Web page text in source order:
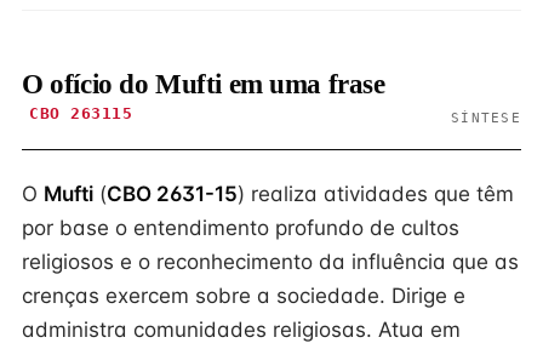
O ofício do Mufti em uma frase
CBO 263115 SÍNTESE
O Mufti (CBO 2631-15) realiza atividades que têm
por base o entendimento profundo de cultos
religiosos e o reconhecimento da influência que as
crenças exercem sobre a sociedade. Dirige e
administra comunidades religiosas. Atua em